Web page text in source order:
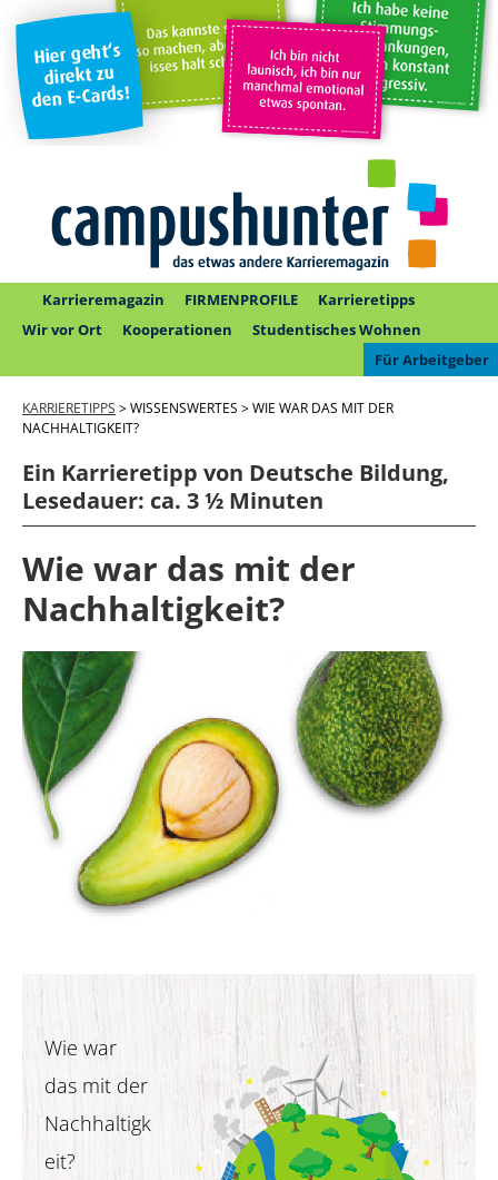
Karrieremagazin FIRMENPROFILE
Karrieretipps
Wir vor Ort
Kooperationen
Studentisches Wohnen
Für Arbeitgeber
KARRIERETIPPS > WISSENSWERTES > WIE WAR DAS MIT DER
NACHHALTIGKEIT?
Ein Karrieretipp von Deutsche Bildung,
Lesedauer: ca. 3 ½ Minuten
Wie war das mit der
Nachhaltigkeit?
Wie war
das mit der
Nachhaltigk
eit?